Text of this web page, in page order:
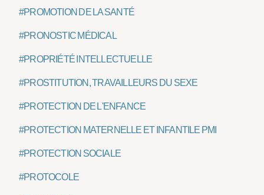
#PROMOTION DE LA SANTÉ
#PRONOSTIC MÉDICAL
#PROPRIÉTÉ INTELLECTUELLE
#PROSTITUTION, TRAVAILLEURS DU SEXE
#PROTECTION DE L'ENFANCE
#PROTECTION MATERNELLE ET INFANTILE PMI
#PROTECTION SOCIALE
#PROTOCOLE